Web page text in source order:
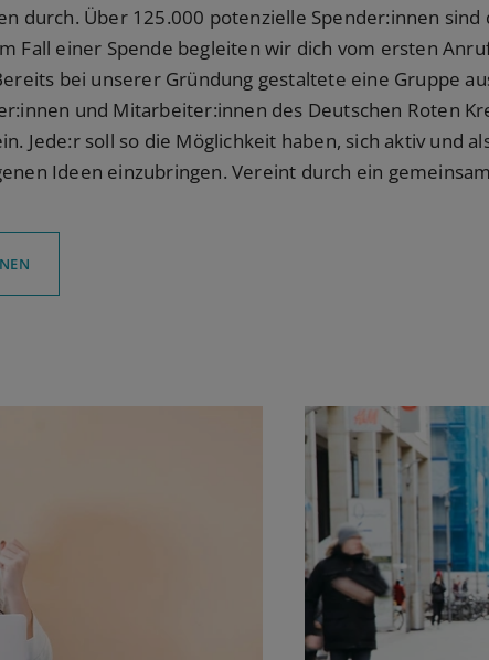
durch. Über 125.000 potenzielle Spender:innen
Fall einer Spende begleiten wir dich vom ersten
bei unserer Gründung gestaltete eine Gruppe
und Mitarbeiter:innen des Deutschen Roten
Jede:r soll so die Möglichkeit haben, sich aktiv und
Ideen einzubringen. Vereint durch ein